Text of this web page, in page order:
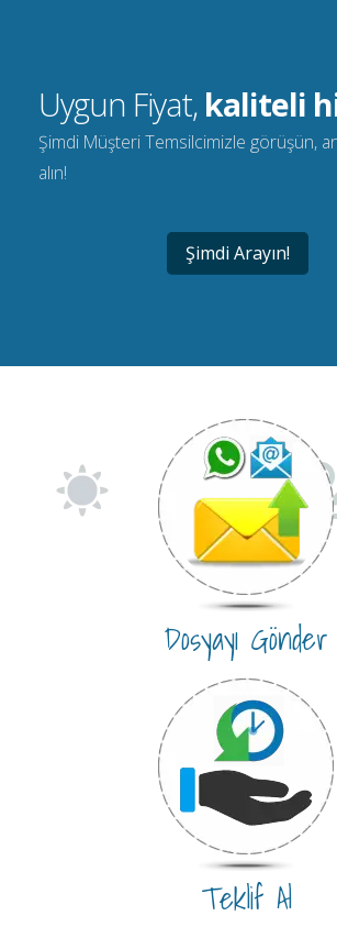
Uygun Fiyat, kaliteli
Şimdi Müşteri Temsilcimizle görüşün,
alın!
Şimdi Arayın!
Dosyayı Gönder
Teklif Al